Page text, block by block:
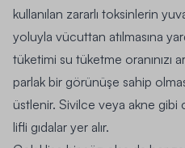
kullanılan zararlı toksinlerin
yoluyla vücuttan atılmasına
tüketimi su tüketme oranınızı
parlak bir görünüşe sahip
üstlenir. Sivilce veya akne gibi
lifli gıdalar yer alır.